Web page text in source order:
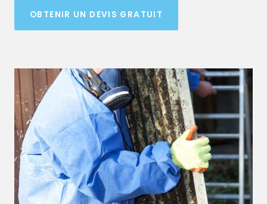
OBTENIR UN DEVIS GRATUIT